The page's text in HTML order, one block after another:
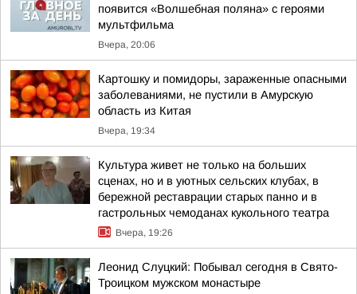
появится «Волшебная поляна» с героями
мультфильма
Вчера, 20:06
Картошку и помидоры, зараженные опасными
заболеваниями, не пустили в Амурскую
область из Китая
Вчера, 19:34
Культура живет не только на больших
сценах, но и в уютных сельских клубах, в
бережной реставрации старых панно и в
гастрольных чемоданах кукольного театра
Вчера, 19:26
Леонид Слуцкий: Побывал сегодня в Свято-
Троицком мужском монастыре